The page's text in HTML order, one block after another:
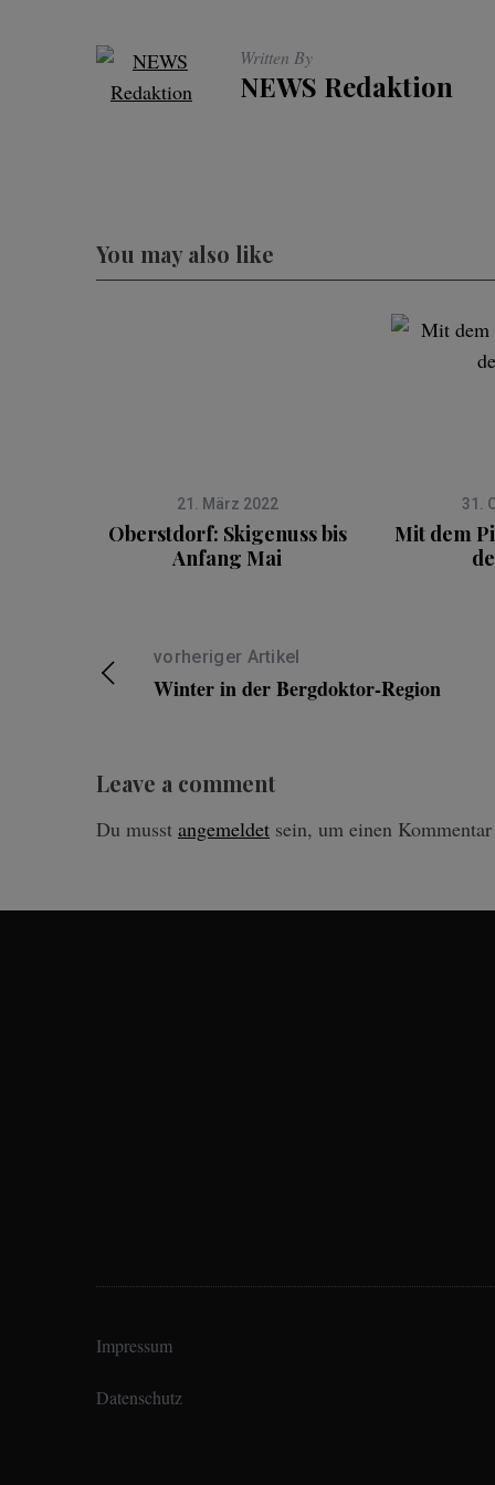
Written By
NEWS Redaktion
You may also like
21. März 2022
Oberstdorf: Skigenuss bis
Anfang Mai
31.
Mit dem
vorheriger Artikel
Winter in der Bergdoktor-Region
Leave a comment
Du musst angemeldet sein, um einen Kommentar
Impressum
Datenschutz